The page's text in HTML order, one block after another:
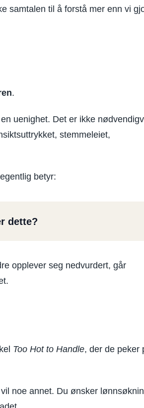
samtalen til å forstå mer enn vi
.
uenighet. Det er ikke
stemmeleiet,
betyr:
dette?
opplever seg nedvurdert, går
Too Hot to Handle, der de peker
noe annet. Du ønsker